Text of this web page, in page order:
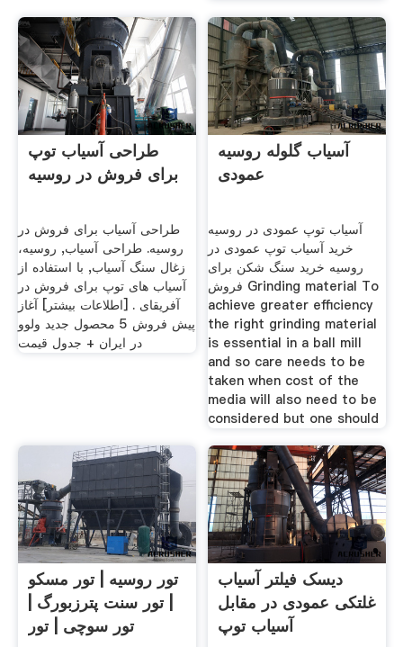
طراحی آسیاب توپ
برای فروش در روسیه
طراحی آسیاب برای فروش در
روسیه. طراحی آسیاب, روسیه،
زغال سنگ آسیاب, با استفاده از
آسیاب های توپ برای فروش در
آفریقای . [اطلاعات بیشتر] آغاز
پیش فروش 5 محصول جدید ولوو
در ایران + جدول قیمت
آسیاب گلوله روسیه
عمودی
آسیاب توپ عمودی در روسیه
خرید آسیاب توپ عمودی در
روسیه خرید سنگ شکن برای
فروش Grinding material To
achieve greater efficiency
the right grinding material
is essential in a ball mill
and so care needs to be
taken when cost of the
media will also need to be
considered but one should
تور روسیه | تور مسکو
| تور سنت پترزبورگ |
تور سوچی | تور
دیسک فیلتر آسیاب
غلتکی عمودی در مقابل
آسیاب توپ